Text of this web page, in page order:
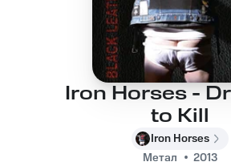
Iron Horses -
to Kill
Iron Horses
Метал
2013